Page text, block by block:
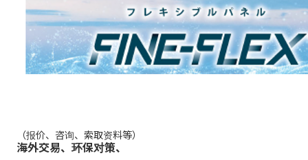
（报价、咨询、索取资料等）
海外交易、 环保对策、